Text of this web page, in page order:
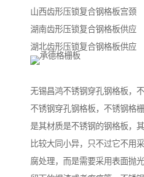
山西齿形压锁复合钢格板宫颈
湖南齿形压锁复合钢格板供应
湖北齿形压锁复合钢格板供应
无锡昌鸿不锈钢穿孔钢格板，
不锈钢穿孔钢格板，不锈钢格
是其材质是不锈钢的钢格板，
比较大同小异，只不过它不用
腐处理，而是需要采用表面抛